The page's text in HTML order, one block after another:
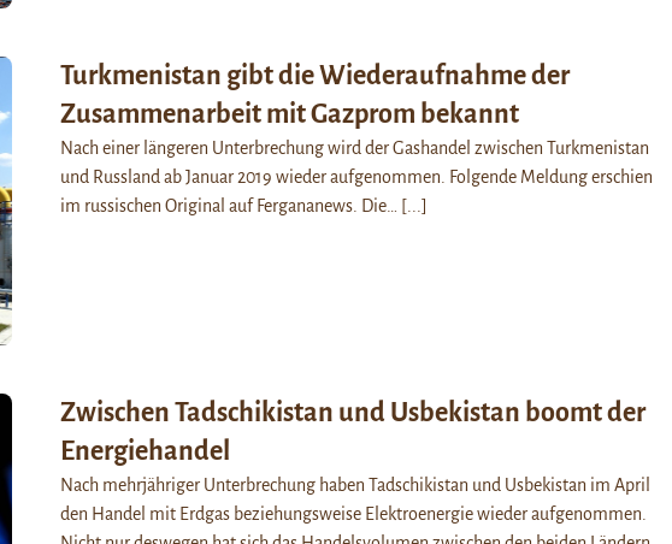
Turkmenistan gibt die Wiederaufnahme der
Zusammenarbeit mit Gazprom bekannt
Nach einer längeren Unterbrechung wird der Gashandel zwischen Turkmenistan
und Russland ab Januar 2019 wieder aufgenommen. Folgende Meldung erschien
im russischen Original auf Fergananews. Die…
[...]
Zwischen Tadschikistan und Usbekistan boomt der
Energiehandel
Nach mehrjähriger Unterbrechung haben Tadschikistan und Usbekistan im April
den Handel mit Erdgas beziehungsweise Elektroenergie wieder aufgenommen.